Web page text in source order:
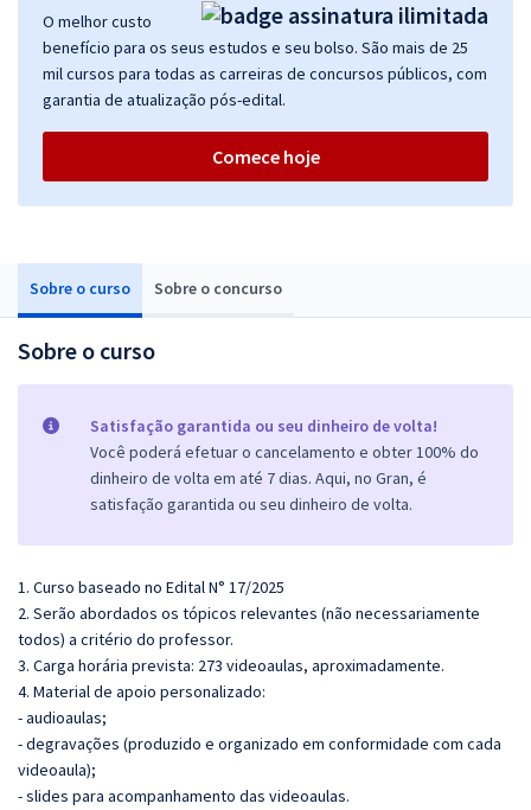
Sobre o curso Sobre o concurso
Sobre o curso
Satisfação garantida ou seu dinheiro de volta!
Você poderá efetuar o cancelamento e obter 100% do
dinheiro de volta em até 7 dias. Aqui, no Gran, é
satisfação garantida ou seu dinheiro de volta.
1. Curso baseado no Edital N° 17/2025
2. Serão abordados os tópicos relevantes (não necessariamente
todos) a critério do professor.
3. Carga horária prevista: 273 videoaulas, aproximadamente.
4. Material de apoio personalizado:
- audioaulas;
- degravações (produzido e organizado em conformidade com cada
videoaula);
- slides para acompanhamento das videoaulas.
O melhor custo
benefício para os seus estudos e seu bolso. São mais de 25
mil cursos para todas as carreiras de concursos públicos, com
garantia de atualização pós-edital.
Comece hoje